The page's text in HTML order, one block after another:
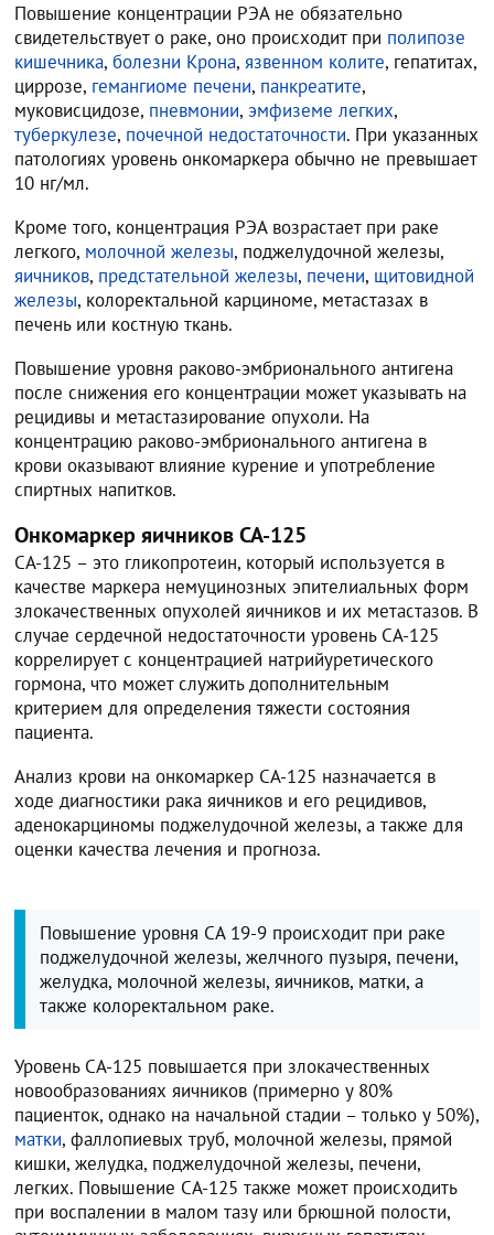
Повышение концентрации РЭА не обязательно
свидетельствует о раке, оно происходит при полипозе
кишечника,болезни Крона,язвенном колите, гепатитах,
циррозе, гемангиоме печени, панкреатите,
муковисцидозе, пневмонии,эмфиземе легких,
туберкулезе, почечной недостаточности. При указанных
патологиях уровень онкомаркера обычно не превышает
10 нг/мл.
Кроме того, концентрация РЭА возрастает при раке
легкого, молочной железы, поджелудочной железы,
яичников, предстательной железы, печени, щитовидной
железы, колоректальной карциноме, метастазах в
печень или костную ткань.
Повышение уровня раково-эмбрионального антигена
после снижения его концентрации может указывать на
рецидивы и метастазирование опухоли. На
концентрацию раково-эмбрионального антигена в
крови оказывают влияние курение и употребление
спиртных напитков.
Онкомаркер яичников СА-125
СА-125 – это гликопротеин, который используется в
качестве маркера немуцинозных эпителиальных форм
злокачественных опухолей яичников и их метастазов. В
случае сердечной недостаточности уровень СА-125
коррелирует с концентрацией натрийуретического
гормона, что может служить дополнительным
критерием для определения тяжести состояния
пациента.
Анализ крови на онкомаркер СА-125 назначается в
ходе диагностики рака яичников и его рецидивов,
аденокарциномы поджелудочной железы, а также для
оценки качества лечения и прогноза.
Повышение уровня СА 19-9 происходит при раке
поджелудочной железы, желчного пузыря, печени,
желудка, молочной железы, яичников, матки, а
также колоректальном раке.
Уровень СА-125 повышается при злокачественных
новообразованиях яичников (примерно у 80%
пациенток, однако на начальной стадии – только у 50%),
матки, фаллопиевых труб, молочной железы, прямой
кишки, желудка, поджелудочной железы, печени,
легких. Повышение СА-125 также может происходить
при воспалении в малом тазу или брюшной полости,